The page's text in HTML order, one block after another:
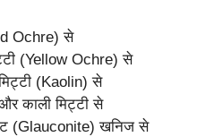
Ochre) से
(Yellow Ochre) से
(Kaolin) से
काली मिट्टी से
(Glauconite) खनिज से